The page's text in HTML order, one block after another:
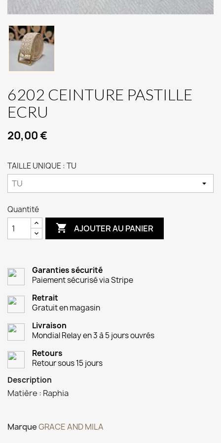
6202 CEINTURE PASTILLE
ECRU
20,00 €
TAILLE UNIQUE : TU
Quantité
 AJOUTER AU PANIER
Garanties sécurité
Paiement sécurisé via Stripe
Retrait
Gratuit en magasin
Livraison
Mondial Relay en 3 à 5 jours ouvrés
Retours
Retour sous 15 jours
Description
Matière : Raphia
MarqueGRACE AND MILA